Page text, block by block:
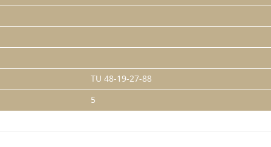
TU 48-19-27-88
5